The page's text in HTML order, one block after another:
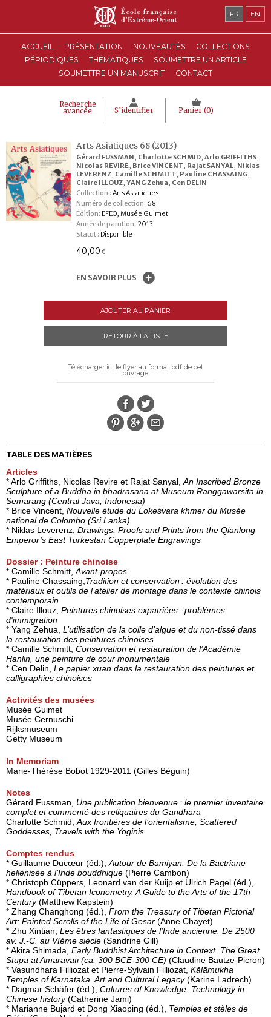
ACCUEIL PRÉSENTATION NOUVEAUTÉS
COLLECTIONS
PÉRIODIQUES
THÉMATIQUES
SOUMETTRE UN ARTICLE
SOUMETTRE UN MANUSCRIT
CONTACT
Recherche
avancée S’identifier Panier (0)
FR EN
Arts Asiatiques 68 (2013)
Gérard FUSSMAN, Charlotte SCHMID, Arlo GRIFFITHS,
Nicolas REVIRE, Brice VINCENT, Rajat SANYAL, Niklas
LEVERENZ, Camille SCHMITT, Pauline CHASSAING,
Claire ILLOUZ, YANG Zehua, Cen DELIN
Collection : Arts Asiatiques
Numéro de collection: 68
Édition: EFEO, Musée Guimet
Année de parution: 2013
Statut : Disponible
40,00 €
EN SAVOIR PLUS
AJOUTER AU PANIER
RETOUR À LA LISTE
Télécharger ici le flyer au format pdf de cet
ouvrage
TABLE DES MATIÈRES
Articles
* Arlo Griffiths, Nicolas Revire et Rajat Sanyal, An Inscribed Bronze
Sculpture of a Buddha in bhadrāsana at Museum Ranggawarsita in
Semarang (Central Java, Indonesia)
* Brice Vincent, Nouvelle étude du Lokeśvara khmer du Musée
national de Colombo (Sri Lanka)
* Niklas Leverenz, Drawings, Proofs and Prints from the Qianlong
Emperor’s East Turkestan Copperplate Engravings
Dossier : Peinture chinoise
* Camille Schmitt, Avant-propos
* Pauline Chassaing, Tradition et conservation : évolution des
matériaux et outils de l’atelier de montage dans le contexte chinois
contemporain
* Claire Illouz, Peintures chinoises expatriées : problèmes
d'immigration
* Yang Zehua, L’utilisation de la colle d’algue et du non-tissé dans
la restauration des peintures chinoises
* Camille Schmitt, Conservation et restauration de l’Académie
Hanlin, une peinture de cour monumentale
* Cen Delin, Le papier xuan dans la restauration des peintures et
calligraphies chinoises
Activités des musées
Musée Guimet
Musée Cernuschi
Rijksmuseum
Getty Museum
In Memoriam
Marie-Thérèse Bobot 1929-2011 (Gilles Béguin)
Notes
Gérard Fussman, Une publication bienvenue : le premier inventaire
complet et commenté des reliquaires du Gandhāra
Charlotte Schmid, Aux frontières de l’orientalisme, Scattered
Goddesses, Travels with the Yoginis
Comptes rendus
* Guillaume Ducœur (éd.),Autour de Bāmiyān. De la Bactriane
hellénisée à l’Inde bouddhique (Pierre Cambon)
* Christoph Cüppers, Leonard van der Kuijp et Ulrich Pagel (éd.),
Handbook of Tibetan Iconometry. A Guide to the Arts of the 17th
Century(Matthew Kapstein)
* Zhang Changhong (éd.), From the Treasury of Tibetan Pictorial
Art: Painted Scrolls of the Life of Gesar (Anne Chayet)
* Zhu Xintian, Les êtres fantastiques de l’Inde ancienne. De 2500
av. J.-C. au VIème siècle (Sandrine Gill)
* Akira Shimada, Early Buddhist Architecture in Context. The Great
Stūpa at Amarāvatī (ca. 300 BCE-300 CE) (Claudine Bautze-Picron)
* Vasundhara Filliozat et Pierre-Sylvain Filliozat, Kālāmukha
Temples of Karnataka. Art and Cultural Legacy(Karine Ladrech)
* Dagmar Schäfer (éd.), Cultures of Knowledge. Technology in
Chinese history(Catherine Jami)
* Marianne Bujard et Dong Xiaoping (éd.), Temples et stèles de